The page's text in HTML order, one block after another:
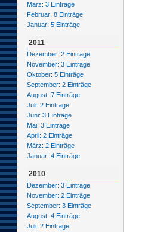
März: 3 Einträge
Februar: 8 Einträge
Januar: 5 Einträge
2011
Dezember: 2 Einträge
November: 3 Einträge
Oktober: 5 Einträge
September: 2 Einträge
August: 7 Einträge
Juli: 2 Einträge
Juni: 3 Einträge
Mai: 3 Einträge
April: 2 Einträge
März: 2 Einträge
Januar: 4 Einträge
2010
Dezember: 3 Einträge
November: 2 Einträge
September: 3 Einträge
August: 4 Einträge
Juli: 2 Einträge